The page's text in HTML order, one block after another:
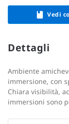
Vedi
Dettagli
Ambiente
immersione, con
Chiara visibilità,
immersioni sono